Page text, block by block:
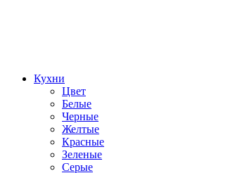
Кухни
Цвет
Белые
Черные
Желтые
Красные
Зеленые
Серые